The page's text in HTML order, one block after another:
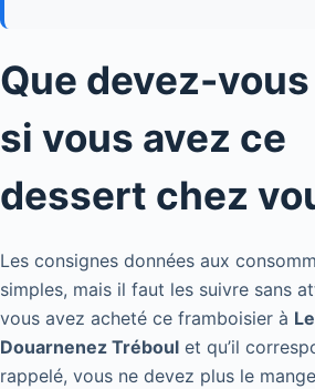
Que devez-
si vous avez ce
dessert chez
Les consignes données aux
simples, mais il faut les suivre sans
vous avez acheté ce framboisier à
Douarnenez Tréboul et qu’il
rappelé, vous ne devez plus le